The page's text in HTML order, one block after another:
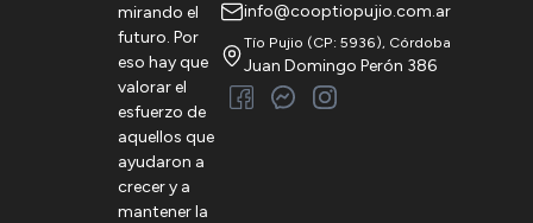
mirando el
futuro. Por
eso hay que
valorar el
esfuerzo de
aquellos que
ayudaron a
crecer y a
mantener la
info@cooptiopujio.com.ar
Tío Pujio (CP: 5936), Córdoba
Juan Domingo Perón 386